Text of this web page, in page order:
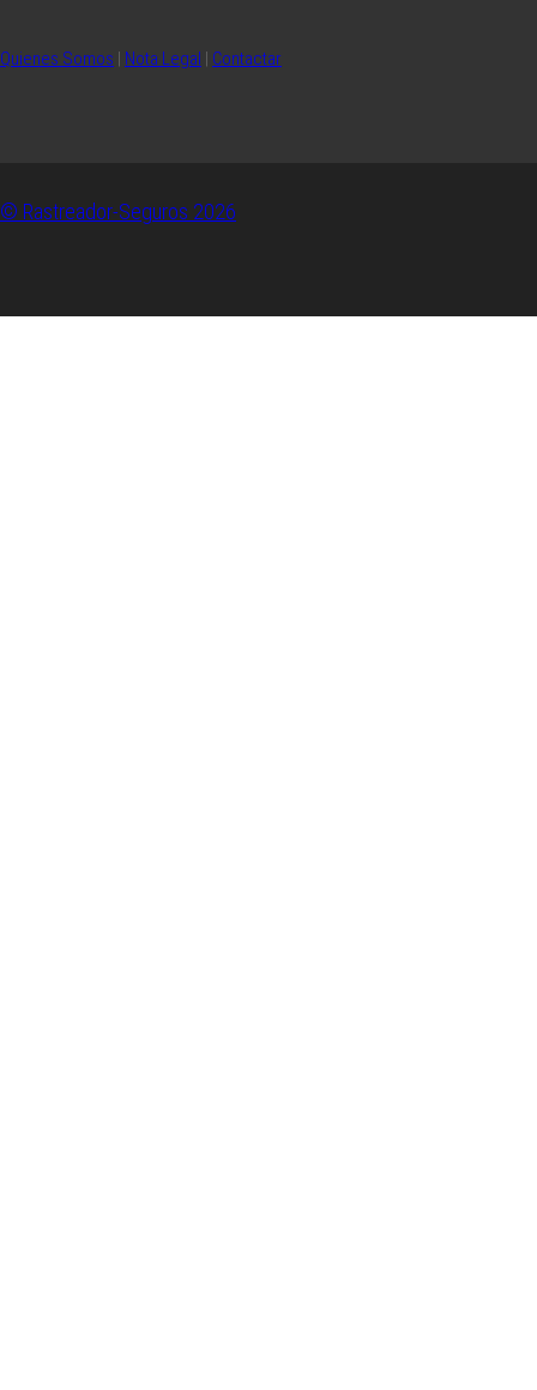
Quienes Somos | Nota Legal | Contactar
© Rastreador-Seguros 2026